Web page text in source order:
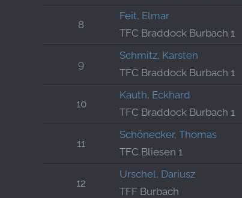
8
Feit, Elmar
TFC Braddock Burbach 1
9
Schmitz, Karsten
TFC Braddock Burbach 1
10
Kauth, Eckhard
TFC Braddock Burbach 1
11
Schönecker, Thomas
TFC Bliesen 1
12
Urschel, Dariusz
TFF Burbach